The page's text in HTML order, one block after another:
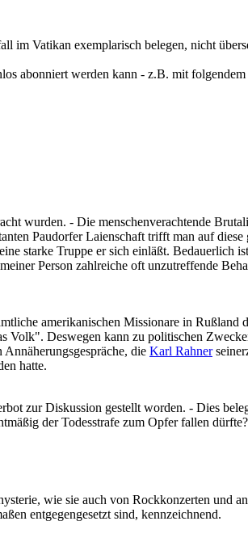
im Vatikan exemplarisch belegen, nicht
abonniert werden kann - z.B. mit
wurden. - Die menschenverachtende
Paudorfer Laienschaft trifft man auf diese
starke Truppe er sich einläßt. Bedauerlich
Person zahlreiche oft unzutreffende
amerikanischen Missionare in Rußland
Deswegen kann zu politischen
die Karl Rahner
hatte.
zur Diskussion gestellt worden. - Dies
der Todesstrafe zum Opfer fallen dürfte?
wie sie auch von Rockkonzerten und
entgegengesetzt sind, kennzeichnend.